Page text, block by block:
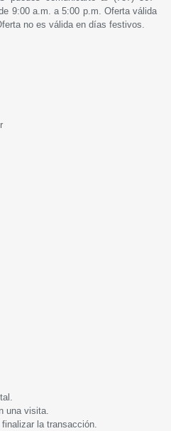
9:00 a.m. a 5:00 p.m. Oferta válida
no es válida en días festivos.
una visita.
la transacción.